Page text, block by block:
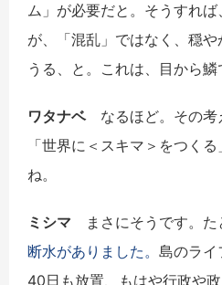
ム」が必要だと。そうすれ
が、「混乱」ではなく、穏
うる、と。これは、目から鱗
ワタナベなるほど。その考
「世界に＜スキマ＞をつく
ね。
ミシマ まさにそうです。た
断水がありました。 島のライ
40日も放置、もはや行政や